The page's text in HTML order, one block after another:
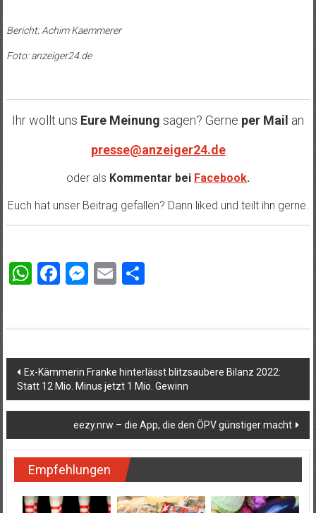
Bericht: Achim Kaemmerer
Foto: anzeiger24.de
Ihr wollt uns Eure Meinung sagen? Gerne per Mail an
presse@anzeiger24.de
oder als Kommentar bei Facebook.
Euch hat unser Beitrag gefallen? Dann liked und teilt ihn gerne.
WhatsApp
Facebook
Messenger
EmailTeilen
Beitragsnavigation
Ex-Kämmerin Franke hinterlässt blitzsaubere Bilanz 2022:
Statt 12 Mio. Minus jetzt 1 Mio. Gewinn
eezy.nrw – die App, die den ÖPV günstiger macht
Empfehlungen